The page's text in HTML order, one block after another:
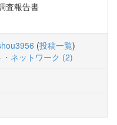
査報告書
(投稿一覧)
・ネットワーク (2)